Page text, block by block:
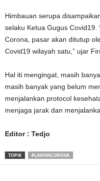
Himbauan serupa
selaku Ketua Gugus
Corona, pasar akan ditutup
Covid19 wilayah satu,” ujar
Hal iti mengingat, masih
masih banyak yang belum
menjalankan protocol
menjaga jarak dan
Editor : Tedjo
TOPIK #LAWANCORONA